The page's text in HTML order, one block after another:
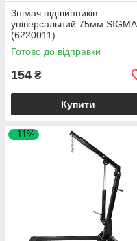
Знімач підшипників
універсальний 75мм SIGMA
(6220011)
Готово до відправки
154 ₴
Купити
–11%